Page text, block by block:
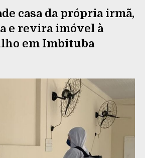
casa da própria irmã,
e revira imóvel à
em Imbituba